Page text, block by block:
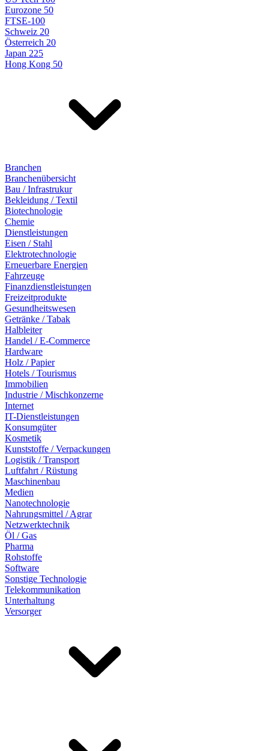
Eurozone 50
FTSE-100
Schweiz 20
Österreich 20
Japan 225
Hong Kong 50
Branchen
Branchenübersicht
Bau / Infrastrukur
Bekleidung / Textil
Biotechnologie
Chemie
Dienstleistungen
Eisen / Stahl
Elektrotechnologie
Erneuerbare Energien
Fahrzeuge
Finanzdienstleistungen
Freizeitprodukte
Gesundheitswesen
Getränke / Tabak
Halbleiter
Handel / E-Commerce
Hardware
Holz / Papier
Hotels / Tourismus
Immobilien
Industrie / Mischkonzerne
Internet
IT-Dienstleistungen
Konsumgüter
Kosmetik
Kunststoffe / Verpackungen
Logistik / Transport
Luftfahrt / Rüstung
Maschinenbau
Medien
Nanotechnologie
Nahrungsmittel / Agrar
Netzwerktechnik
Öl / Gas
Pharma
Rohstoffe
Software
Sonstige Technologie
Telekommunikation
Unterhaltung
Versorger